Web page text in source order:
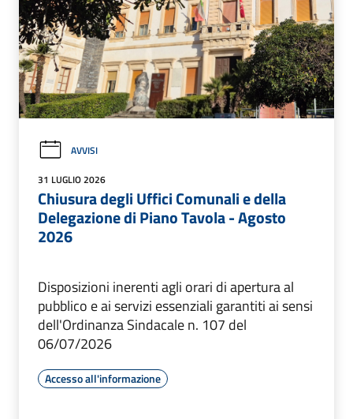
AVVISI
31 LUGLIO 2026
Chiusura degli Uffici Comunali e della
Delegazione di Piano Tavola - Agosto
2026
Disposizioni inerenti agli orari di apertura al
pubblico e ai servizi essenziali garantiti ai sensi
dell'Ordinanza Sindacale n. 107 del
06/07/2026
Accesso all'informazione